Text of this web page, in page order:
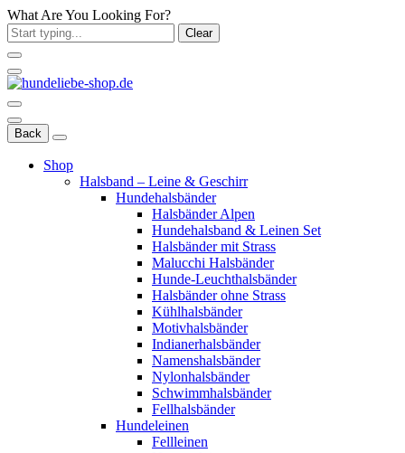
What Are You Looking For?
Clear
Back
Shop
Halsband – Leine & Geschirr
Hundehalsbänder
Halsbänder Alpen
Hundehalsband & Leinen Set
Halsbänder mit Strass
Malucchi Halsbänder
Hunde-Leuchthalsbänder
Halsbänder ohne Strass
Kühlhalsbänder
Motivhalsbänder
Indianerhalsbänder
Namenshalsbänder
Nylonhalsbänder
Schwimmhalsbänder
Fellhalsbänder
Hundeleinen
Fellleinen